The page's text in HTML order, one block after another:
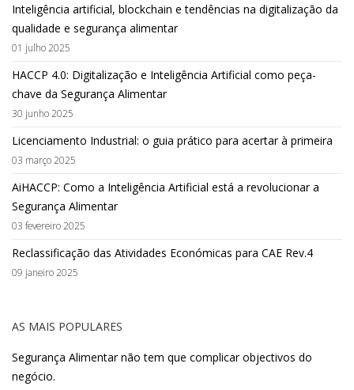
Inteligência artificial, blockchain e tendências na digitalização da
qualidade e segurança alimentar
01 julho 2025
HACCP 4.0: Digitalização e Inteligência Artificial como peça-
chave da Segurança Alimentar
30 junho 2025
Licenciamento Industrial: o guia prático para acertar à primeira
03 março 2025
AiHACCP: Como a Inteligência Artificial está a revolucionar a
Segurança Alimentar
03 fevereiro 2025
Reclassificação das Atividades Económicas para CAE Rev.4
09 janeiro 2025
AS MAIS POPULARES
Segurança Alimentar não tem que complicar objectivos do
negócio.